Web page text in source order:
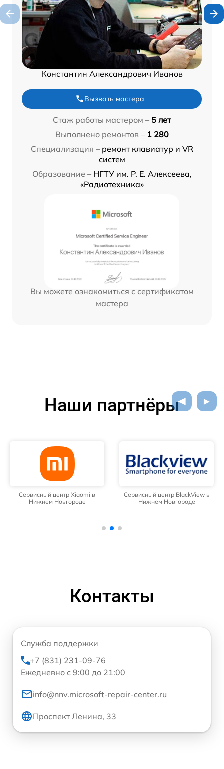
Константин Александрович Иванов
Вызвать мастера
Стаж работы мастером – 5 лет
Выполнено ремонтов – 1 280
Специализация – ремонт клавиатур и VR
систем
Образование – НГТУ им. Р. Е. Алексеева,
«Радиотехника»
Вы можете ознакомиться с сертификатом
мастера
Наши партнёры
Сервисный центр Xiaomi в
Нижнем Новгороде
Сервисный центр BlackView в
Нижнем Новгороде
Контакты
Служба поддержки
+7 (831) 231-09-76
Ежедневно с 9:00 до 21:00
info@nnv.microsoft-repair-center.ru
Проспект Ленина, 33